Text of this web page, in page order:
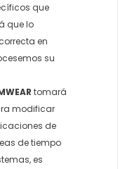
que
que lo
en
su
tomará
modificar
de
de tiempo
es